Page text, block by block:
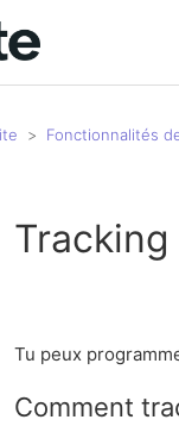
Fonctionnalités
Tu peux
Comment